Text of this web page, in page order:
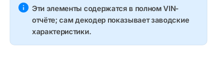
Эти элементы содержатся в полном VIN-
отчёте; сам декодер показывает заводские
характеристики.